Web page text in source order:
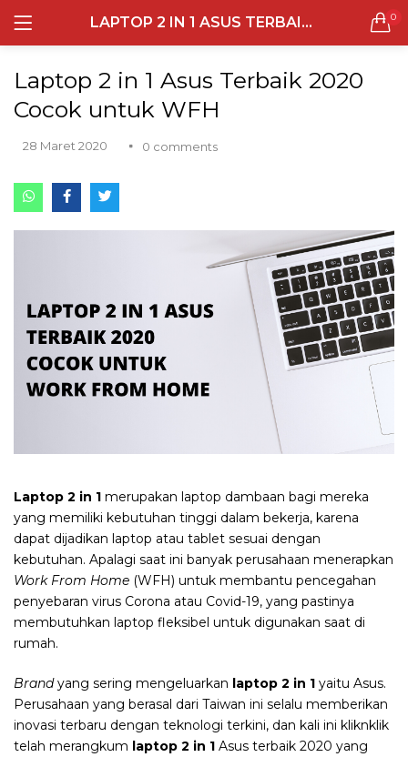
LAPTOP 2 IN 1 ASUS TERBAIK 2020 COCOK UNTUK WFH 0
LOGIN REGISTER
Remember me
Lost password?
Semua Laptop
Laptop Sehari - Hari
131 items
12 items
Laptop Ultrabook
160 items
Laptop Bisnis
48 items
Laptop 2 in 1 Asus Terbaik 2020
Cocok untuk WFH
28 Maret 2020 0 comments
Laptop 2 in 1 merupakan laptop dambaan bagi mereka
yang memiliki kebutuhan tinggi dalam bekerja, karena
dapat dijadikan laptop atau tablet sesuai dengan
kebutuhan. Apalagi saat ini banyak perusahaan menerapkan
Work From Home (WFH) untuk membantu pencegahan
penyebaran virus Corona atau Covid-19, yang pastinya
membutuhkan laptop fleksibel untuk digunakan saat di
rumah.
Brandyang sering mengeluarkan laptop 2 in 1 yaitu Asus.
Perusahaan yang berasal dari Taiwan ini selalu memberikan
inovasi terbaru dengan teknologi terkini, dan kali ini kliknklik
telah merangkum laptop 2 in 1 Asus terbaik 2020 yang